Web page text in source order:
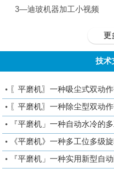
3—迪玻机器加工小视频
更
技术
• 〖平磨机〗一种吸尘式双动
• 〖平磨机〗一种除尘型双动
• 『平磨机」一种自动水冷的
• 《平磨机》一种多工位多级
• 『平磨机」一种实用新型自